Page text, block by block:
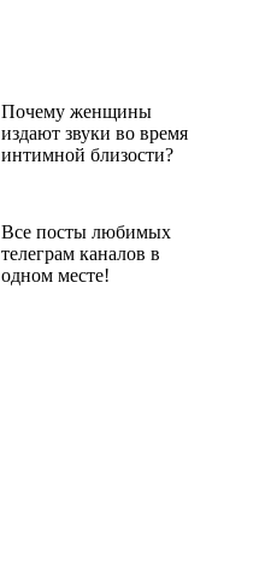
Почему женщины
издают звуки во время
интимной близости?
Все посты любимых
телеграм каналов в
одном месте!